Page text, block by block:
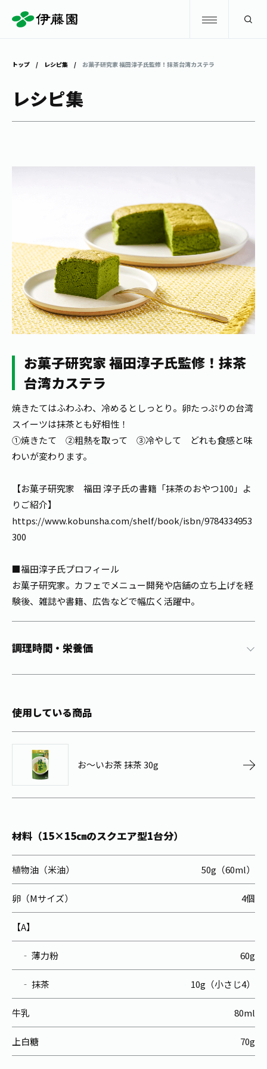
TULLY'S COFFEE
1日分の野菜
商品情報
ブランドから探す
カテゴリーから探す
キーワードから探す
安全・安心への取組み
お茶を知る・楽しむ
お茶を知る・楽しむ
お茶のいれ方
動画ギャラリー
レシピ集
お茶を知る
お茶百科
茶産地育成事業
ウェルネスフォーラム
体験・イベント
見学・体験
工場見学
お茶の複合型博物館
食育・イベント
新俳句大賞
Green Tea for Good
未来の桜プロジェクト
伊藤園レディス
店舗・通販
店舗・通販
伊藤園の店舗トップ
茶寮伊藤園
店舗検索
通信販売トップ
THE ITOEN
Inner CHARM
お客様相談室
企業情報 GLOBAL
トップ レシピ集 お菓子研究家 福田淳子氏監修！ 抹茶台湾カステラ
レシピ集
お菓子研究家 福田淳子氏監修！ 抹茶
台湾カステラ
焼きたてはふわふわ、冷めるとしっとり。卵たっぷりの台湾
スイーツは抹茶とも好相性！
①焼きたて ②粗熱を取って ③冷やして どれも食感と味
わいが変わります。
【お菓子研究家 福田 淳子氏の書籍「抹茶のおやつ100」よ
り ご紹介】
https://www.kobunsha.com/shelf/book/isbn/9784334953
300
■福田淳子氏プロフィール
お菓子研究家。カフェでメニュー開発や店舗の立ち上げを経
験後、雑誌や書籍、広告などで幅広く活躍中。
調理時間・栄養価
使用している商品
お～いお茶 抹茶 30g
材料（15×15㎝のスクエア型1台分）
植物油（米油） 50g（60ml）
卵（Mサイズ） 4個
【A】
‐ 薄力粉 60g
‐ 抹茶 10g（小さじ4）
牛乳 80ml
上白糖 70g